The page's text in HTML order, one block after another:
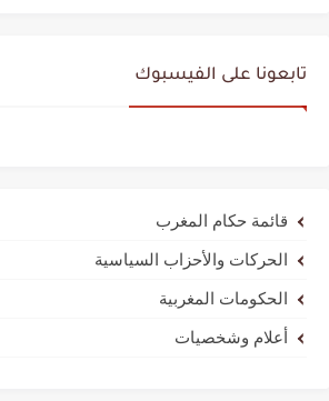
تابعونا على الفيسبوك
قائمة حكام المغرب
الحركات والأحزاب السياسية
الحكومات المغربية
أعلام وشخصيات